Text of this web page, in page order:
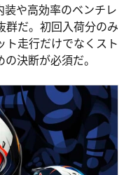
装や高効率のベンチレ
群だ。初回入荷分のみ
ト走行だけでなくスト
決断が必須だ。